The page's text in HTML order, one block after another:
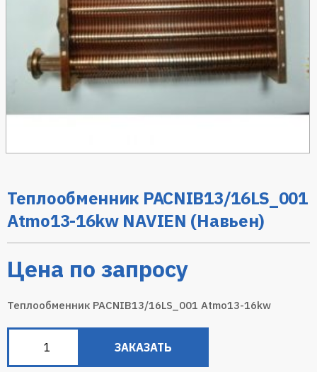
Теплообменник PACNIB13/16LS_001
Atmo13-16kw NAVIEN (Навьен)
Цена по запросу
Теплообменник PACNIB13/16LS_001 Atmo13-16kw
ЗАКАЗАТЬ